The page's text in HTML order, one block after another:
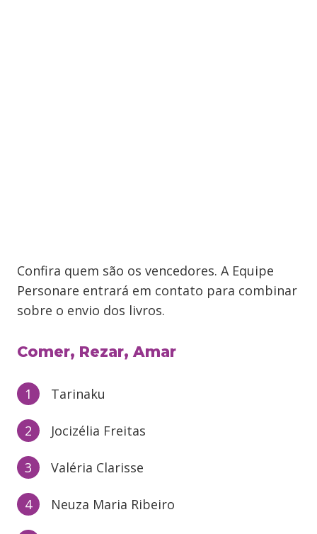
Confira quem são os vencedores. A Equipe
Personare entrará em contato para combinar
sobre o envio dos livros.
Comer, Rezar, Amar
Tarinaku
Jocizélia Freitas
Valéria Clarisse
Neuza Maria Ribeiro